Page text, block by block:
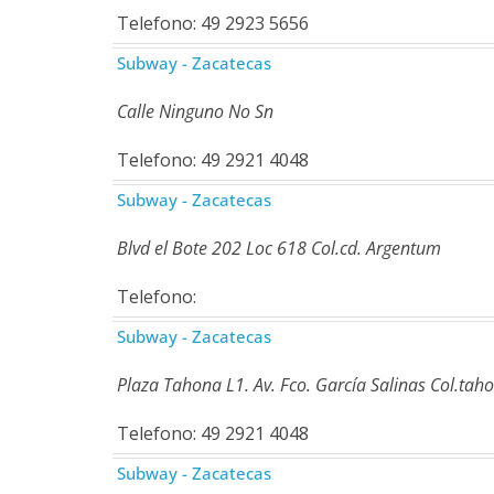
Telefono: 49 2923 5656
Subway - Zacatecas
Calle Ninguno No Sn
Telefono: 49 2921 4048
Subway - Zacatecas
Blvd el Bote 202 Loc 618 Col.cd. Argentum
Telefono:
Subway - Zacatecas
Plaza Tahona L1. Av. Fco. García Salinas
Telefono: 49 2921 4048
Subway - Zacatecas